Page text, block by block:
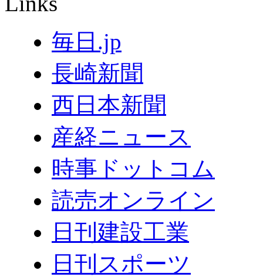
毎日.jp
長崎新聞
西日本新聞
産経ニュース
時事ドットコム
読売オンライン
日刊建設工業
日刊スポーツ